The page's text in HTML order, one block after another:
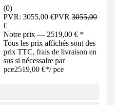
(0)
PVR: 3055,00 €PVR3055,00
€
Notre prix — 2519,00 € *
Tous les prix affichés sont des
prix TTC, frais de livraison en
sus si nécessaire par
pce2519,00 €*/ pce